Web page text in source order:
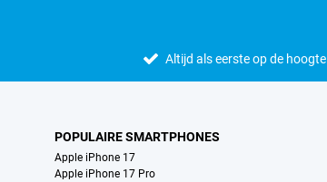
Altijd als eerste op de hoogte
POPULAIRE SMARTPHONES
Apple iPhone 17
Apple iPhone 17 Pro